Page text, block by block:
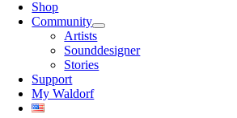
Shop
Community
Artists
Sounddesigner
Stories
Support
My Waldorf